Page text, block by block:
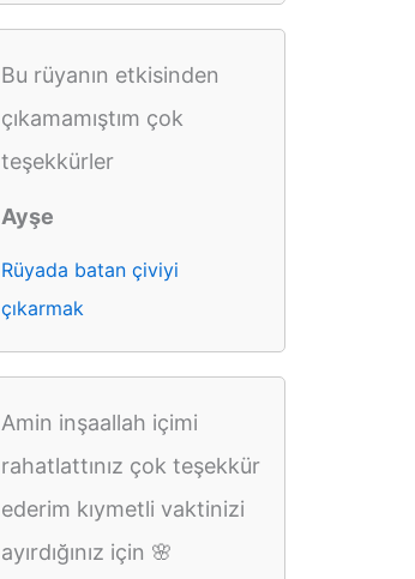
Bu rüyanın etkisinden
çıkamamıştım çok
teşekkürler
Ayşe
Rüyada batan çiviyi
çıkarmak
Amin inşaallah içimi
rahatlattınız çok teşekkür
ederim kıymetli vaktinizi
ayırdığınız için 🌸